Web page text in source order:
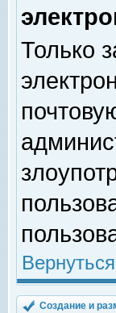
Только
Создание и